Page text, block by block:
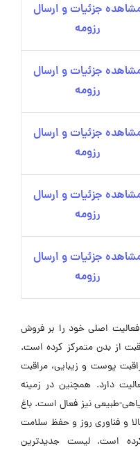
جزئیات و ارسال
رزومه
جزئیات و ارسال
رزومه
جزئیات و ارسال
رزومه
جزئیات و ارسال
رزومه
جزئیات و ارسال
رزومه
اصلی خود را بر فروش
از بدن متمرکز کرده است.
پوست و زیبایی، مراقبت
دارد. همچنین در زمینه
طبیعی نیز فعال است. باغ
و فناوری روز و حفظ سلامت
است. لیست جدیدترین